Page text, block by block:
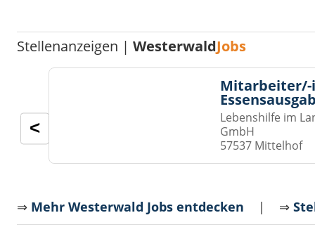
Stellenanzeigen |WesterwaldJobs
Lebenshilfe im
GmbH
57537 Mittelhof
<
⇒ Mehr Westerwald Jobs entdecken | ⇒